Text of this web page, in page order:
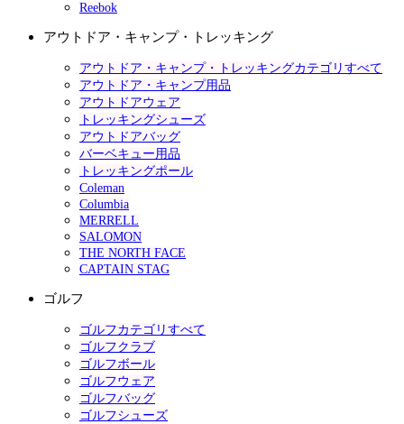
Reebok
アウトドア・キャンプ・トレッキング
アウトドア・キャンプ・トレッキングカテゴリすべて
アウトドア・キャンプ用品
アウトドアウェア
トレッキングシューズ
アウトドアバッグ
バーベキュー用品
トレッキングポール
Coleman
Columbia
MERRELL
SALOMON
THE NORTH FACE
CAPTAIN STAG
ゴルフ
ゴルフカテゴリすべて
ゴルフクラブ
ゴルフボール
ゴルフウェア
ゴルフバッグ
ゴルフシューズ